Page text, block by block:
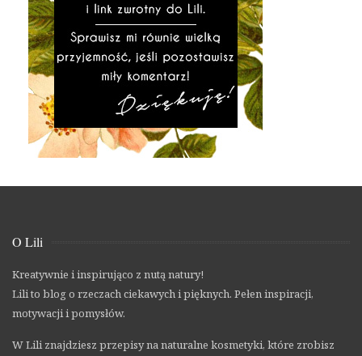
O Lili
Kreatywnie i inspirująco z nutą natury!
Lili to blog o rzeczach ciekawych i pięknych. Pełen inspiracji,
motywacji i pomysłów.
W Lili znajdziesz przepisy na naturalne kosmetyki, które zrobisz